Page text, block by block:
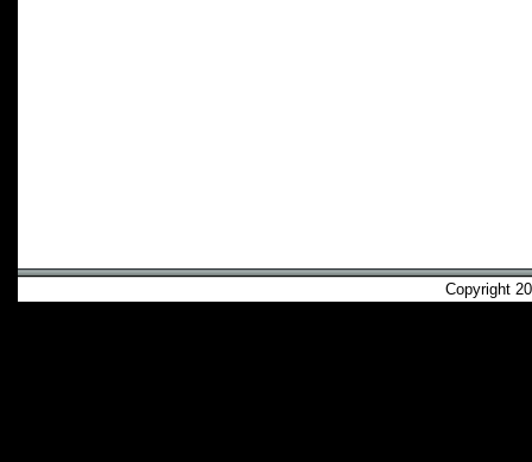
Copyright